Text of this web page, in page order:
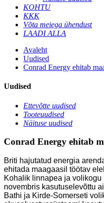
KOHTU
KKK
Võta meiega ühendust
LAADI ALLA
Avaleht
Uudised
Conrad Energy ehitab
Uudised
Ettevõtte uudised
Tooteuudised
Näituse uudised
Conrad Energy ehitab
Briti hajutatud energia
ehitada maagaasil töötav
Kohalik linnapea ja
novembris kasutuselevõttu
Bathi ja Kirde-Somerseti